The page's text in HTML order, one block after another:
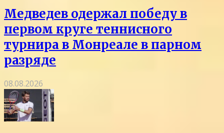
Медведев одержал победу в
первом круге теннисного
турнира в Монреале в парном
разряде
08.08.2026